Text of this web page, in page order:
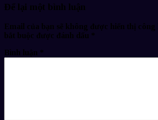
Để lại một bình luận
Email của bạn sẽ không được hiển thị công
bắt buộc được đánh dấu *
Bình luận *